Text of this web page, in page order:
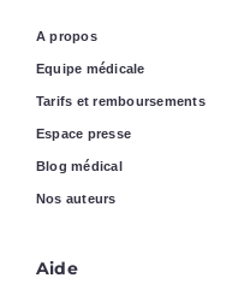
A propos
Equipe médicale
Tarifs et remboursements
Espace presse
Blog médical
Nos auteurs
Aide